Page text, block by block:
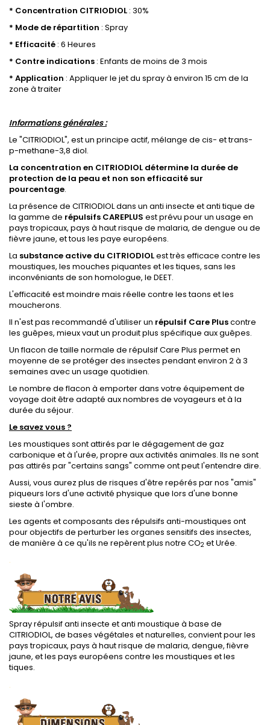
* Concentration CITRIODIOL : 30%
* Mode de répartition : Spray
* Efficacité : 6 Heures
* Contre indications : Enfants de moins de 3 mois
* Application : Appliquer le jet du spray à environ 15 cm de la
zone à traiter
Informations générales :
Le "CITRIODIOL", est un principe actif, mélange de cis- et trans-
p-methane-3,8 diol.
La concentration en CITRIODIOL détermine la durée de
protection de la peau et non son efficacité sur
pourcentage.
La présence de CITRIODIOL dans un anti insecte et anti tique de
la gamme de répulsifs CAREPLUS est prévu pour un usage en
pays tropicaux, pays à haut risque de malaria, de dengue ou de
fièvre jaune, et tous les paye européens.
La substance active du CITRIODIOLest très efficace contre les
moustiques, les mouches piquantes et les tiques, sans les
inconvéniants de son homologue, le DEET.
L'efficacité est moindre mais réelle contre les taons et les
moucherons.
Il n'est pas recommandé d'utiliser un répulsif Care Pluscontre
les guêpes, mieux vaut un produit plus spécifique aux guêpes.
Un flacon de taille normale de répulsif Care Plus permet en
moyenne de se protéger des insectes pendant environ 2 à 3
semaines avec un usage quotidien.
Le nombre de flacon à emporter dans votre équipement de
voyage doit être adapté aux nombres de voyageurs et à la
durée du séjour.
Le savez vous ?
Les moustiques sont attirés par le dégagement de gaz
carbonique et à l'urée, propre aux activités animales. Ils ne sont
pas attirés par "certains sangs" comme ont peut l'entendre dire.
Aussi, vous aurez plus de risques d'être repérés par nos "amis"
piqueurs lors d'une activité physique que lors d'une bonne
sieste à l'ombre.
Les agents et composants des répulsifs anti-moustiques ont
pour objectifs de perturber les organes sensitifs des insectes,
de manière à ce qu'ils ne repèrent plus notre CO2 et Urée.
.
Spray répulsif anti insecte et anti moustique à base de
CITRIODIOL, de bases végétales et naturelles, convient pour les
pays tropicaux, pays à haut risque de malaria, dengue, fièvre
jaune, et les pays européens contre les moustiques et les
tiques.
.